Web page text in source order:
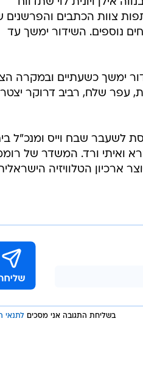
צוות הכתבים והפרשנים
נוספים. השידור ימשך עד
חדשות 10 ב-12 בצהריים. השידור ימשך כשעתיים
פרי, דן מרגלית, עפר שלח, רביב דרוקר
יושב-ראש הכנסת לשעבר שבח וייס ומנכ"ל
ואיתי ורד. המשדר של
ארכיון הטלוויזיה
בשליחת התגובה אני מסכים לתנאי